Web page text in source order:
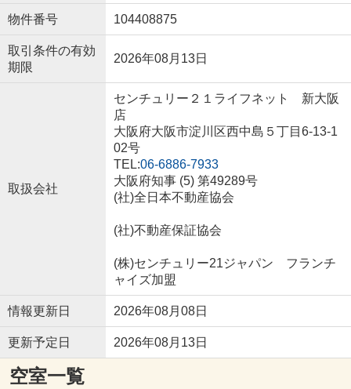
物件番号 104408875
取引条件の有効
期限
2026年08月13日
取扱会社
センチュリー２１ライフネット 新大阪
店
大阪府大阪市淀川区西中島５丁目6-13-1
02号
TEL:06-6886-7933
大阪府知事 (5) 第49289号
(社)全日本不動産協会
(社)不動産保証協会
(株)センチュリー21ジャパン フランチ
ャイズ加盟
情報更新日 2026年08月08日
更新予定日 2026年08月13日
空室一覧